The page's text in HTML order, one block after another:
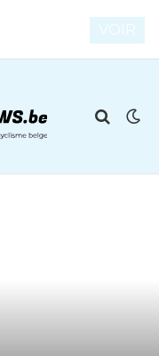
VOIR